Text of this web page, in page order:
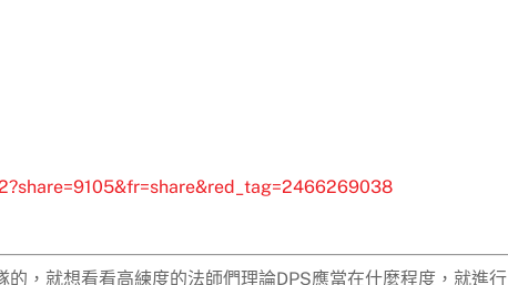
，就想看看高練度的法師們理論DPS應當在什麼程度，就進行